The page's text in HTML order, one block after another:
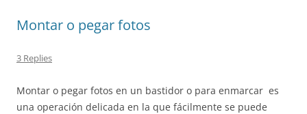
Montar o pegar fotos
3 Replies
Montar o pegar fotos en un bastidor o para enmarcar es
una operación delicada en la que fácilmente se puede